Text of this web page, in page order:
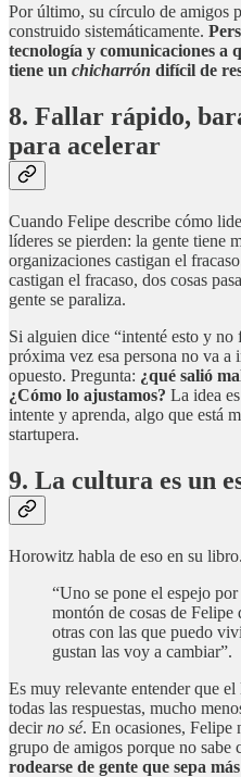
Por último, su círculo de amigos
construido sistemáticamente.
tecnología y comunicaciones a
tiene un chicharrón difícil de
8. Fallar rápido,
para acelerar
Cuando Felipe describe cómo
líderes se pierden: la gente tiene
organizaciones castigan el
castigan el fracaso, dos cosas
gente se paraliza.
Si alguien dice “intenté esto y
próxima vez esa persona no va a
opuesto. Pregunta: ¿qué salió
¿Cómo lo ajustamos? La idea
intente y aprenda, algo que está
startupera.
9. La cultura es un
Horowitz habla de eso en su
“Uno se pone el espejo
montón de cosas de
otras con las que puedo
gustan las voy a cambiar”.
Es muy relevante entender que
todas las respuestas, mucho
decirno sé. En ocasiones, Felipe
grupo de amigos porque no sabe
rodearse de gente que sepa